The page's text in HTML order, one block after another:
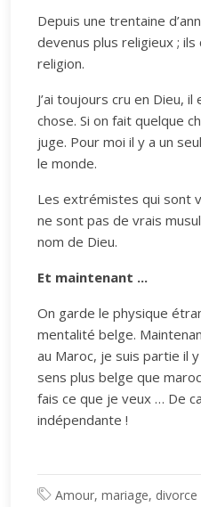
Depuis une trentaine
devenus plus religieux ; ils
religion.
J’ai toujours cru en Dieu,
chose. Si on fait quelque
juge. Pour moi il y a un
le monde.
Les extrémistes qui sont
ne sont pas de vrais
nom de Dieu.
Et maintenant ...
On garde le physique
mentalité belge.
au Maroc, je suis partie il
sens plus belge que
fais ce que je veux … De
indépendante !
Amour, mariage, divorce